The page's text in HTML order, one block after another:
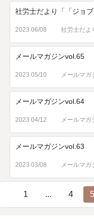
社労士だより「「ジョ
2023 06/08 社労士だよ
メールマガジンvol.65
2023 05/10 メールマ
メールマガジンvol.64
2023 04/12 メールマ
メールマガジンvol.63
2023 03/08 メールマ
1 ... 4 5